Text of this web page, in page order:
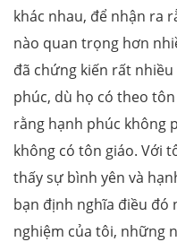
khác nhau, để nhận ra
nào quan trọng hơn
đã chứng kiến rất
phúc, dù họ có theo
rằng hạnh phúc không
không có tôn giáo. Với
thấy sự bình yên và
bạn định nghĩa điều đó
nghiệm của tôi, những